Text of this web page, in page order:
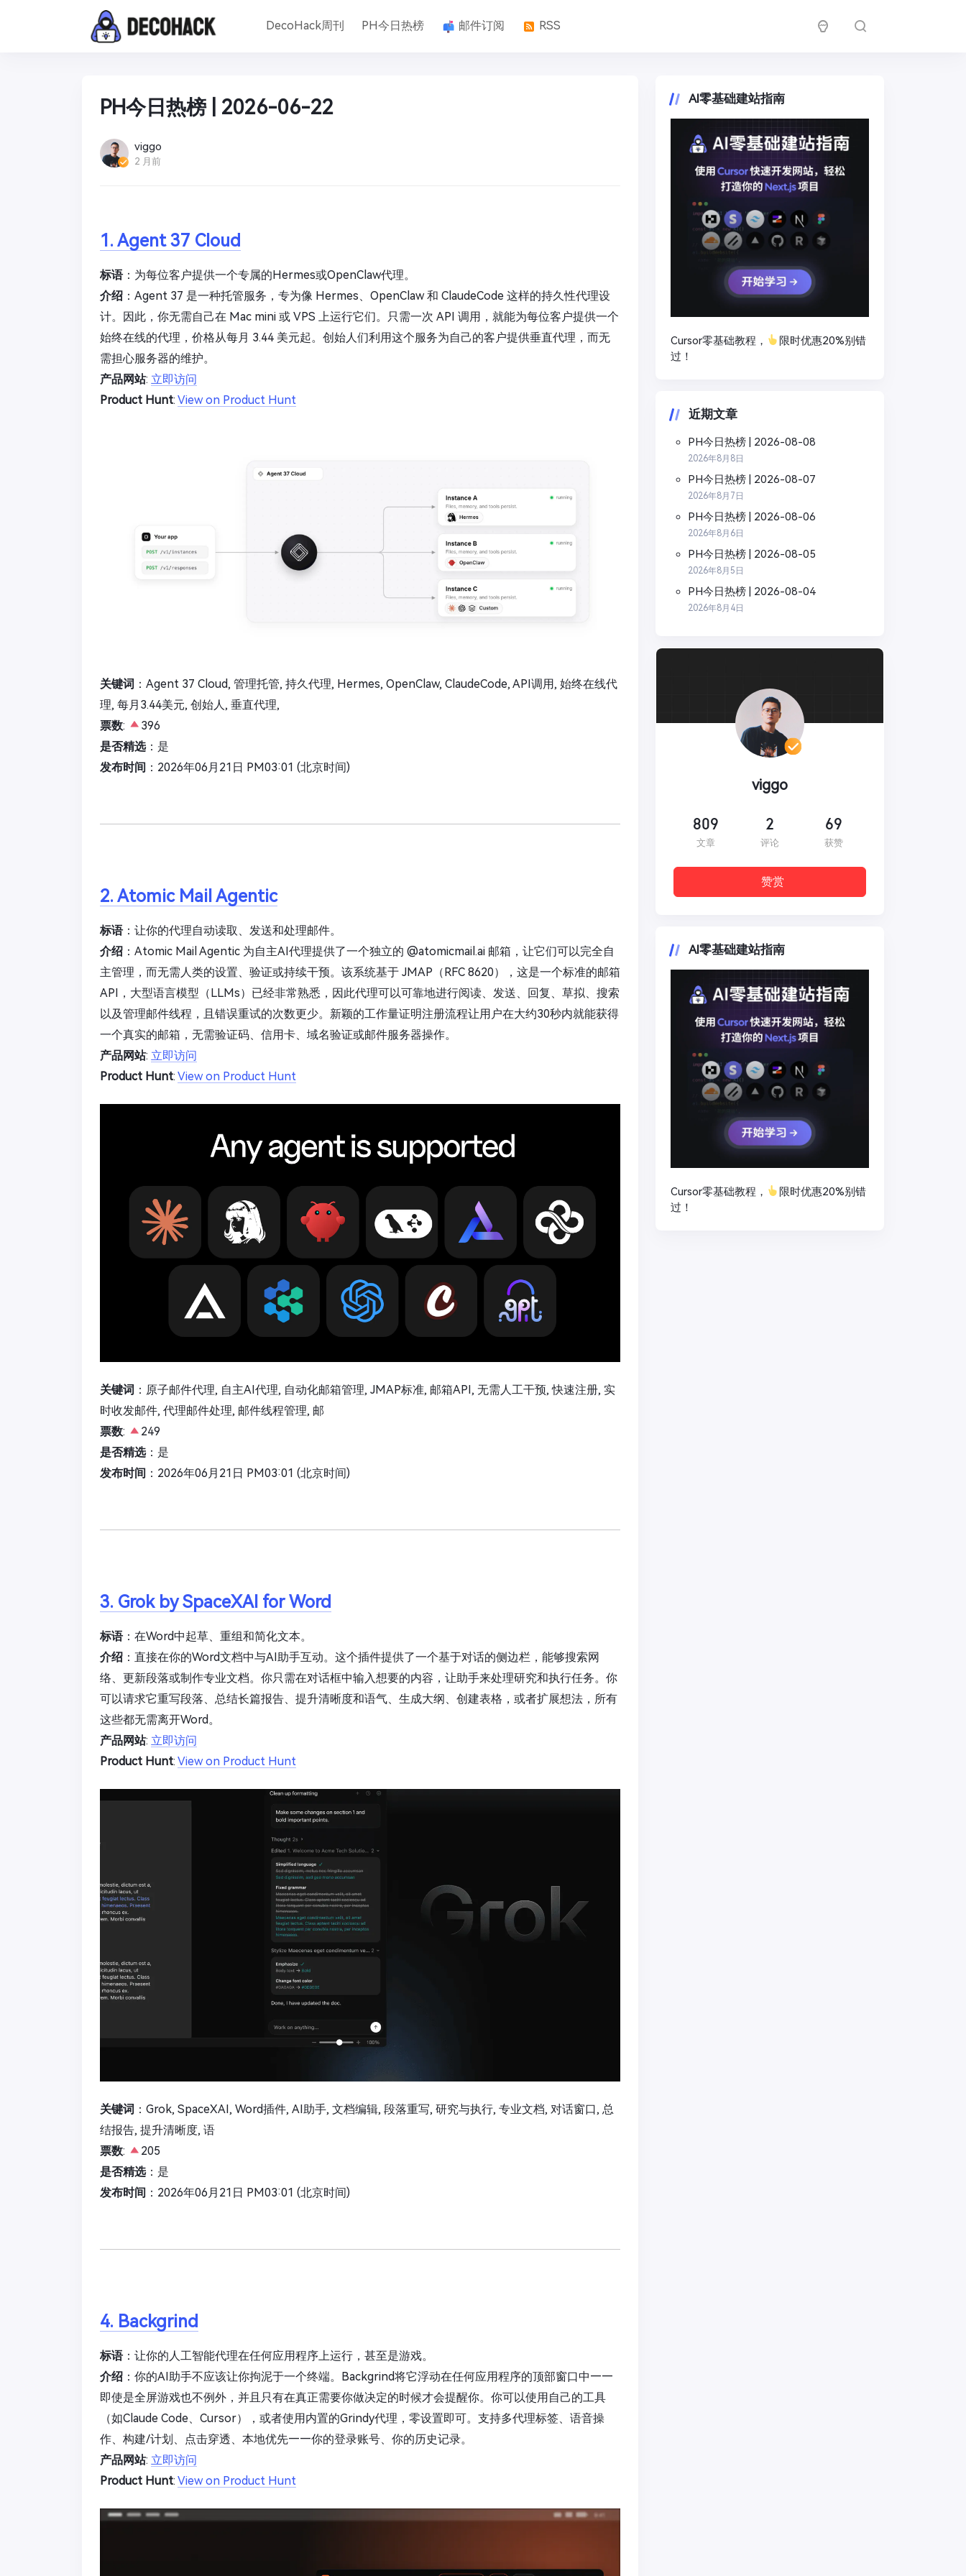
DecoHack周刊 PH今日热榜 邮件订阅 RSS
PH今日热榜 | 2026-06-22
viggo
2 月前
1. Agent 37 Cloud
标语：为每位客户提供一个专属的Hermes或OpenClaw代理。
介绍 ：Agent 37 是一种托管服务，专为像 Hermes、OpenClaw 和 ClaudeCode 这样的持久性代理设
计。因此，你无需自己在 Mac mini 或 VPS 上运行它们。只需一次 API 调用，就能为每位客户提供一个
始终在线的代理，价格从每月 3.44 美元起。创始人们利用这个服务为自己的客户提供垂直代理，而无
需担心服务器的维护。
产品网站: 立即访问
Product Hunt: View on Product Hunt
关键词 ：Agent 37 Cloud, 管理托管, 持久代理, Hermes, OpenClaw, ClaudeCode, API调用, 始终在线代
理, 每月3.44美元, 创始人, 垂直代理,
票数:
396
是否精选：是
发布时间 ：2026年06月21日 PM03:01 (北京时间)
2. Atomic Mail Agentic
标语：让你的代理自动读取、发送和处理邮件。
介绍 ：Atomic Mail Agentic 为自主AI代理提供了一个独立的 @atomicmail.ai 邮箱，让它们可以完全自
主管理，而无需人类的设置、验证或持续干预。该系统基于 JMAP（RFC 8620），这是一个标准的邮箱
API，大型语言模型（LLMs）已经非常熟悉，因此代理可以可靠地进行阅读、发送、回复、草拟、搜索
以及管理邮件线程，且错误重试的次数更少。新颖的工作量证明注册流程让用户在大约30秒内就能获得
一个真实的邮箱，无需验证码、信用卡、域名验证或邮件服务器操作。
产品网站: 立即访问
Product Hunt: View on Product Hunt
关键词 ：原子邮件代理, 自主AI代理, 自动化邮箱管理, JMAP标准, 邮箱API, 无需人工干预, 快速注册, 实
时收发邮件, 代理邮件处理, 邮件线程管理, 邮
票数:
249
是否精选：是
发布时间 ：2026年06月21日 PM03:01 (北京时间)
3. Grok by SpaceXAI for Word
标语：在Word中起草、重组和简化文本。
介绍 ：直接在你的Word文档中与AI助手互动。这个插件提供了一个基于对话的侧边栏，能够搜索网
络、更新段落或制作专业文档。你只需在对话框中输入想要的内容，让助手来处理研究和执行任务。你
可以请求它重写段落、总结长篇报告、提升清晰度和语气、生成大纲、创建表格，或者扩展想法，所有
这些都无需离开Word。
产品网站: 立即访问
Product Hunt: View on Product Hunt
关键词 ：Grok, SpaceXAI, Word插件, AI助手, 文档编辑, 段落重写, 研究与执行, 专业文档, 对话窗口, 总
结报告, 提升清晰度, 语
票数:
205
是否精选：是
发布时间 ：2026年06月21日 PM03:01 (北京时间)
4. Backgrind
标语：让你的人工智能代理在任何应用程序上运行，甚至是游戏。
介绍 ：你的AI助手不应该让你拘泥于一个终端。Backgrind将它浮动在任何应用程序的顶部窗口中——
即使是全屏游戏也不例外，并且只有在真正需要你做决定的时候才会提醒你。你可以使用自己的工具
（如Claude Code、Cursor），或者使用内置的Grindy代理，零设置即可。支持多代理标签、语音操
作、构建/计划、点击穿透、本地优先——你的登录账号、你的历史记录。
产品网站: 立即访问
Product Hunt: View on Product Hunt
AI零基础建站指南
Cursor零基础教程，
限时优惠20%别错
过！
近期文章
PH今日热榜 | 2026-08-08
2026年8月8日
PH今日热榜 | 2026-08-07
2026年8月7日
PH今日热榜 | 2026-08-06
2026年8月6日
PH今日热榜 | 2026-08-05
2026年8月5日
PH今日热榜 | 2026-08-04
2026年8月4日
viggo
809
文章
2
评论
69
获赞
赞赏
AI零基础建站指南
Cursor零基础教程，
限时优惠20%别错
过！